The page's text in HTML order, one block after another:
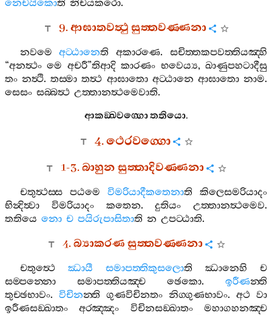
නෙචයිකොති නිචයකරො.
9.ආඝාතවත්‍ථුසුත‍්තවණ‍්ණනා
නවමෙ අට‍්ඨානෙති අකාරණෙ.සචිත‍්තකපවත‍්තියඤ‍්හි
“අනත්‍ථං මෙ අචරී”තිආදි කාරණං භවෙය්‍ය,ඛාණුපහටාදීසු
තං නත්‍ථි.තස‍්මා තත්‍ථ ආඝාතො අට‍්ඨානෙ ආඝාතො නාම.
සෙසං සබ‍්බත්‍ථ උත‍්තානත්‍ථමෙවාති.
ආකඞ‍්ඛවග‍්ගොතතියො.
4.ථෙරවග‍්ගො
1-3.බාහුනසුත‍්තාදිවණ‍්ණනා
චතුත්‍ථස‍්ස පඨමෙ විමරියාදීකතෙනාති
කිලෙසමරියාදං
භින්‍දිත්‍වා
විමරියාදං කතෙන.දුතියං උත‍්තානත්‍ථමෙව.
තතියෙ නො ච පයිරුපාසිතාති න උපට‍්ඨාති.
4.බ්‍යාකරණසුත‍්තවණ‍්ණනා
චතුත්‍ථෙ ඣායී සමාපත‍්තිකුසලොති ඣානෙහි
ච
සම‍්පන‍්නො
සමාපත‍්තියඤ‍්ච ඡෙකො. ඉරීණන‍්ති
තුච‍්ඡභාවං. විචිනන‍්ති ගුණවිචිනතං නිග‍්ගුණභාවං. අථ වා
ඉරීණසඞ‍්ඛාතං
අරඤ‍්ඤං විචිනසඞ‍්ඛාතං
මහාගහනඤ‍්ච